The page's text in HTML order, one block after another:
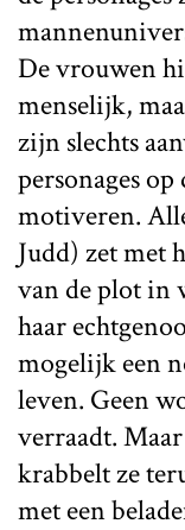
De vrouwen
menselijk,
zijn slechts
personages
motiveren.
Judd) zet met
van de plot in
haar
mogelijk een
leven. Geen
verraadt.
krabbelt ze
met een